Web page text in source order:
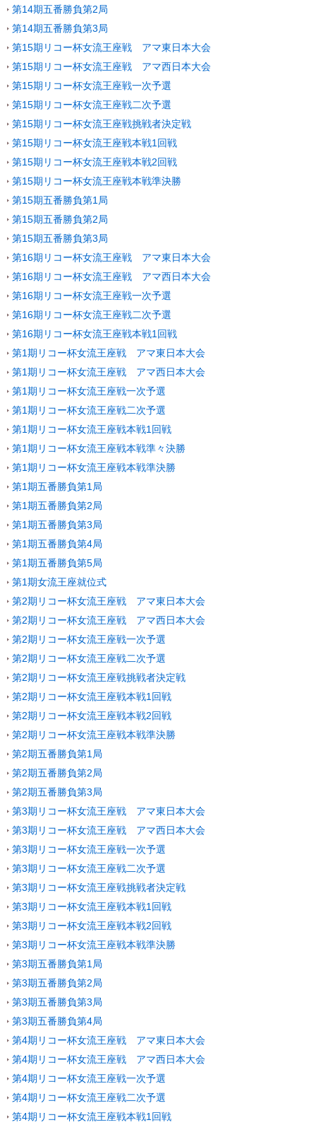
第14期五番勝負第2局
第14期五番勝負第3局
第15期リコー杯女流王座戦 アマ東日本大会
第15期リコー杯女流王座戦 アマ西日本大会
第15期リコー杯女流王座戦一次予選
第15期リコー杯女流王座戦二次予選
第15期リコー杯女流王座戦挑戦者決定戦
第15期リコー杯女流王座戦本戦1回戦
第15期リコー杯女流王座戦本戦2回戦
第15期リコー杯女流王座戦本戦準決勝
第15期五番勝負第1局
第15期五番勝負第2局
第15期五番勝負第3局
第16期リコー杯女流王座戦 アマ東日本大会
第16期リコー杯女流王座戦 アマ西日本大会
第16期リコー杯女流王座戦一次予選
第16期リコー杯女流王座戦二次予選
第16期リコー杯女流王座戦本戦1回戦
第1期リコー杯女流王座戦 アマ東日本大会
第1期リコー杯女流王座戦 アマ西日本大会
第1期リコー杯女流王座戦一次予選
第1期リコー杯女流王座戦二次予選
第1期リコー杯女流王座戦本戦1回戦
第1期リコー杯女流王座戦本戦準々決勝
第1期リコー杯女流王座戦本戦準決勝
第1期五番勝負第1局
第1期五番勝負第2局
第1期五番勝負第3局
第1期五番勝負第4局
第1期五番勝負第5局
第1期女流王座就位式
第2期リコー杯女流王座戦 アマ東日本大会
第2期リコー杯女流王座戦 アマ西日本大会
第2期リコー杯女流王座戦一次予選
第2期リコー杯女流王座戦二次予選
第2期リコー杯女流王座戦挑戦者決定戦
第2期リコー杯女流王座戦本戦1回戦
第2期リコー杯女流王座戦本戦2回戦
第2期リコー杯女流王座戦本戦準決勝
第2期五番勝負第1局
第2期五番勝負第2局
第2期五番勝負第3局
第3期リコー杯女流王座戦 アマ東日本大会
第3期リコー杯女流王座戦 アマ西日本大会
第3期リコー杯女流王座戦一次予選
第3期リコー杯女流王座戦二次予選
第3期リコー杯女流王座戦挑戦者決定戦
第3期リコー杯女流王座戦本戦1回戦
第3期リコー杯女流王座戦本戦2回戦
第3期リコー杯女流王座戦本戦準決勝
第3期五番勝負第1局
第3期五番勝負第2局
第3期五番勝負第3局
第3期五番勝負第4局
第4期リコー杯女流王座戦 アマ東日本大会
第4期リコー杯女流王座戦 アマ西日本大会
第4期リコー杯女流王座戦一次予選
第4期リコー杯女流王座戦二次予選
第4期リコー杯女流王座戦本戦1回戦